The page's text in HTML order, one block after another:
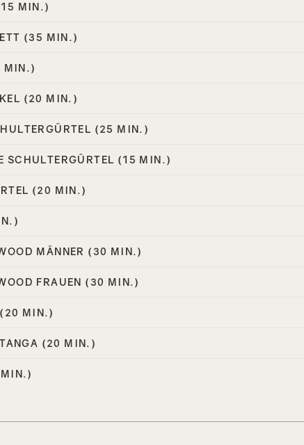
MIN.)
(35 MIN.)
MIN.)
(20 MIN.)
(25 MIN.)
SCHULTERGÜRTEL (15 MIN.)
(20 MIN.)
MÄNNER (30 MIN.)
FRAUEN (30 MIN.)
MIN.)
(20 MIN.)